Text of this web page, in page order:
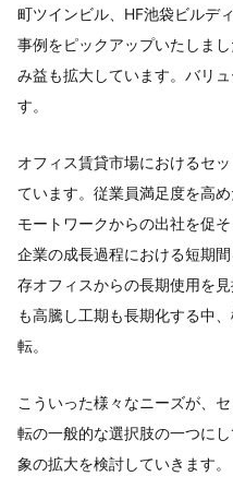
町ツインビル、HF池袋ビルデ
事例をピックアップいたしま
み益も拡大しています。バリ
す。
オフィス賃貸市場におけるセ
ています。従業員満足度を高
モートワークからの出社を促
企業の成長過程における短期
存オフィスからの長期使用を
も高騰し工期も長期化する中
転。
こういった様々なニーズが、
転の一般的な選択肢の一つに
象の拡大を検討していきます。